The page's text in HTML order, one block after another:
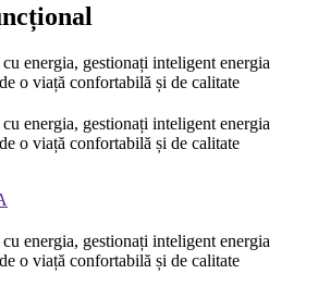
energia, gestionați inteligent energia
o viață confortabilă și de calitate
energia, gestionați inteligent energia
o viață confortabilă și de calitate
energia, gestionați inteligent energia
o viață confortabilă și de calitate